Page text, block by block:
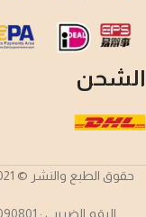
الشحن
حقوق الطبع والنشر © 2021 - 2026، Senabel AB جميع الحقوق محفوظة.
الرقم الضريبي : SE559321090801 | سجل تجاري رقم: 0908-559321